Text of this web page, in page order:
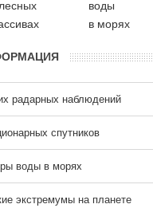
воды
в морях
радарных наблюдений
спутников
воды в морях
экстремумы на планете